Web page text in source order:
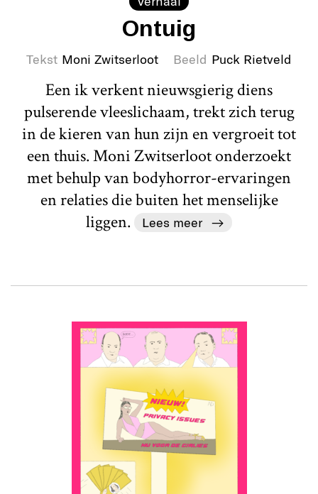
Ontuig
Tekst Moni Zwitserloot Beeld Puck Rietveld
Een ik verkent nieuwsgierig diens
pulserende vleeslichaam, trekt zich terug
in de kieren van hun zijn en vergroeit tot
een thuis. Moni Zwitserloot onderzoekt
met behulp van bodyhorror-ervaringen
en relaties die buiten het menselijke
liggen.
Lees meer